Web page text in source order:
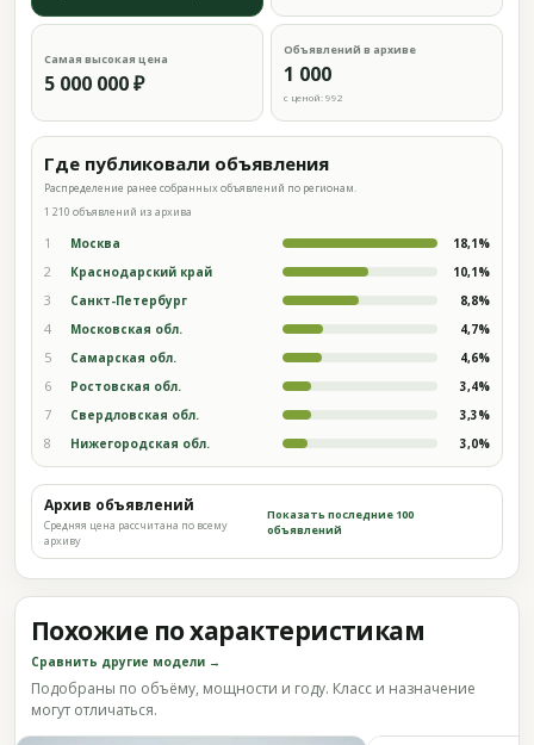
Самая высокая цена
5 000 000 ₽
Объявлений в архиве
1 000
с ценой: 992
Где публиковали объявления
Распределение ранее собранных объявлений по регионам.
1 210 объявлений из архива
1 Москва 18,1%
2 Краснодарский край 10,1%
3 Санкт-Петербург 8,8%
4 Московская обл. 4,7%
5 Самарская обл. 4,6%
6 Ростовская обл. 3,4%
7 Свердловская обл. 3,3%
8 Нижегородская обл. 3,0%
Архив объявлений
Средняя цена рассчитана по всему
архиву
Показать последние 100
объявлений
Похожие по характеристикам
Сравнить другие модели →
Подобраны по объёму, мощности и году. Класс и назначение
могут отличаться.